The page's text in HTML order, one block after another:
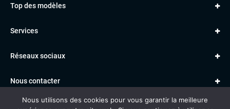
VOLKSWAGEN
BMW
Top des modèles
Classe A
A3
Services
Le garage TBV
Location TBV
Réseaux sociaux
Nous contacter
Données personnelles Mentions légales Voitures vendues
Nous utilisons des cookies pour vous garantir la meilleure